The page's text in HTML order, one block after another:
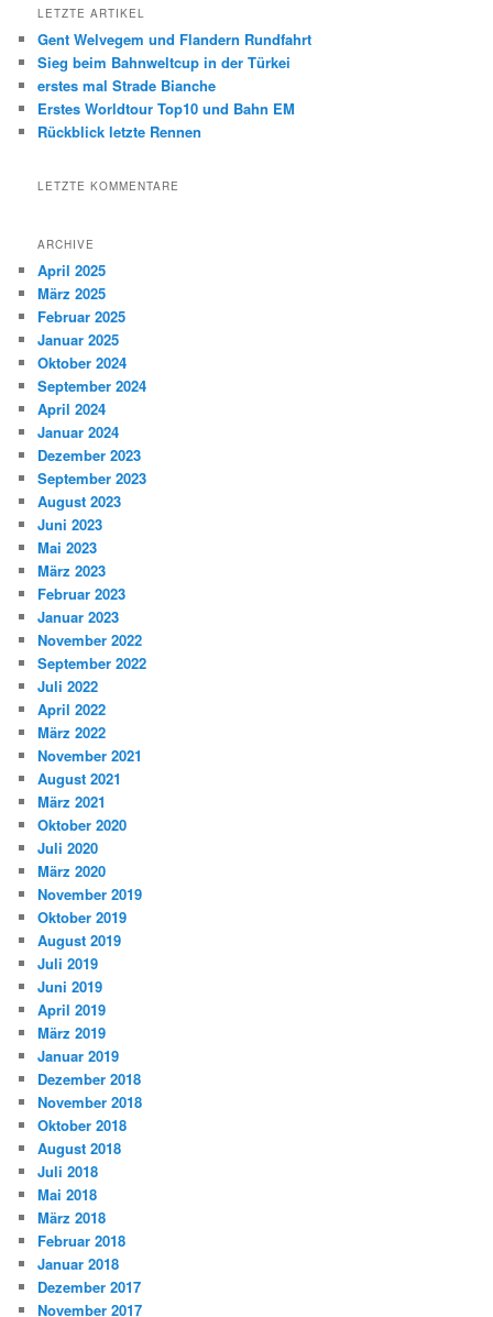
r
h
LETZTE ARTIKEL
Gent Welvegem und Flandern Rundfahrt
Sieg beim Bahnweltcup in der Türkei
erstes mal Strade Bianche
Erstes Worldtour Top10 und Bahn EM
Rückblick letzte Rennen
LETZTE KOMMENTARE
ARCHIVE
April 2025
März 2025
Februar 2025
Januar 2025
Oktober 2024
September 2024
April 2024
Januar 2024
Dezember 2023
September 2023
August 2023
Juni 2023
Mai 2023
März 2023
Februar 2023
Januar 2023
November 2022
September 2022
Juli 2022
April 2022
März 2022
November 2021
August 2021
März 2021
Oktober 2020
Juli 2020
März 2020
November 2019
Oktober 2019
August 2019
Juli 2019
Juni 2019
April 2019
März 2019
Januar 2019
Dezember 2018
November 2018
Oktober 2018
August 2018
Juli 2018
Mai 2018
März 2018
Februar 2018
Januar 2018
Dezember 2017
November 2017